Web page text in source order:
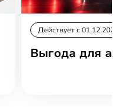
Действует c 01.12.2025
Выгода для